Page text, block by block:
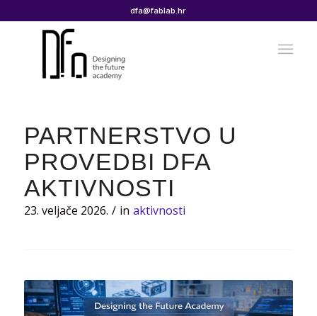
dfa@fablab.hr
PARTNERSTVO U
PROVEDBI DFA
AKTIVNOSTI
23. veljače 2026. / in aktivnosti